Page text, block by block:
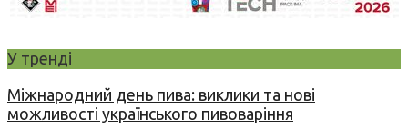
У тренді
Міжнародний день пива: виклики та нові
можливості українського пивоваріння